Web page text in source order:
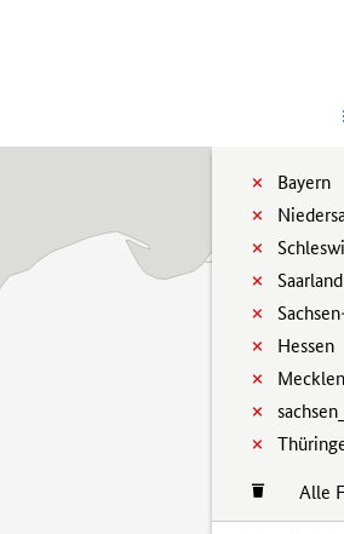
Bayern
Saarland
Hessen
Alle